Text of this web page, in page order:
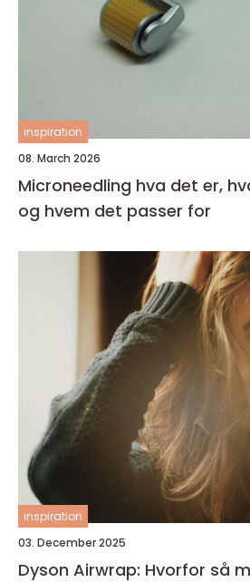
inspiration
08. March 2026
Microneedling hva det er, hvordan det virker
og hvem det passer for
inspiration
03. December 2025
Dyson Airwrap: Hvorfor så